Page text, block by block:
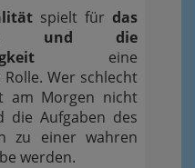
spielt für das
und die
eine
Wer schlecht
am Morgen nicht
die Aufgaben des
zu einer wahren
werden.